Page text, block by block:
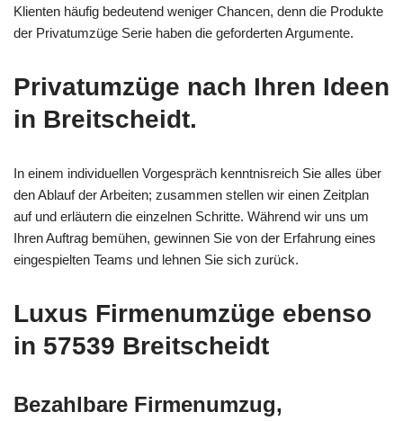
Klienten häufig bedeutend weniger Chancen, denn die Produkte
der Privatumzüge Serie haben die geforderten Argumente.
Privatumzüge nach Ihren Ideen
in Breitscheidt.
In einem individuellen Vorgespräch kenntnisreich Sie alles über
den Ablauf der Arbeiten; zusammen stellen wir einen Zeitplan
auf und erläutern die einzelnen Schritte. Während wir uns um
Ihren Auftrag bemühen, gewinnen Sie von der Erfahrung eines
eingespielten Teams und lehnen Sie sich zurück.
Luxus Firmenumzüge ebenso
in 57539 Breitscheidt
Bezahlbare Firmenumzug,